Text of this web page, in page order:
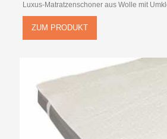
Luxus-Matratzenschoner aus Wolle mit
ZUM PRODUKT